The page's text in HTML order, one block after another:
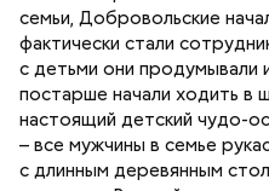
семьи, Добровольские
фактически стали
с детьми они продумывали
постарше начали ходить в
настоящий детский чудо-
– все мужчины в семье
с длинным деревянным